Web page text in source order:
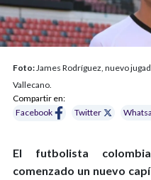
Foto: James Rodríguez, nuevo
Vallecano.
Compartir en:
Facebook
Twitter
El futbolista
comenzado un nuevo